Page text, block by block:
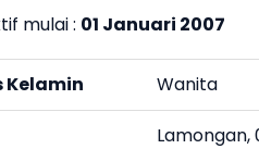
mulai : 01 Januari 2007
Kelamin Wanita
Lamongan,